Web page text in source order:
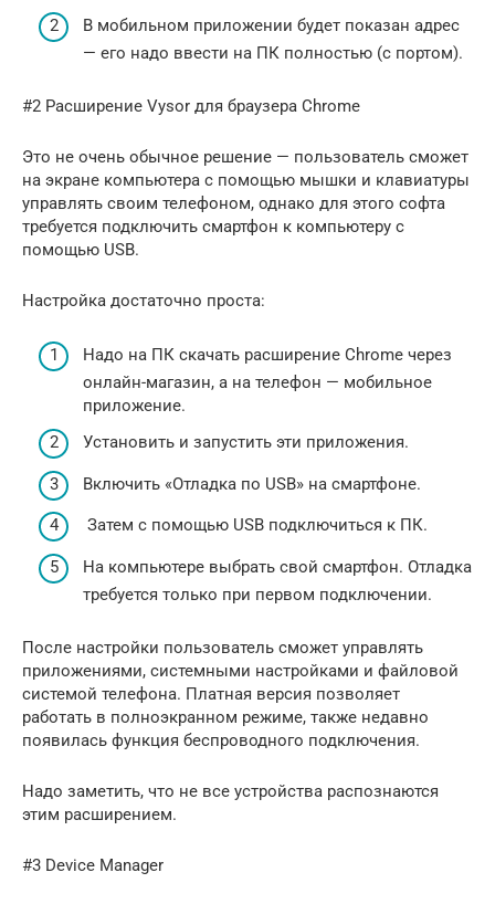
В мобильном приложении будет показан адрес
— его надо ввести на ПК полностью (с портом).
#2 Расширение Vysor для браузера Chrome
Это не очень обычное решение — пользователь сможет
на экране компьютера с помощью мышки и клавиатуры
управлять своим телефоном, однако для этого софта
требуется подключить смартфон к компьютеру с
помощью USB.
Настройка достаточно проста:
Надо на ПК скачать расширение Chrome через
онлайн-магазин, а на телефон — мобильное
приложение.
Установить и запустить эти приложения.
Включить «Отладка по USB» на смартфоне.
Затем с помощью USB подключиться к ПК.
На компьютере выбрать свой смартфон. Отладка
требуется только при первом подключении.
После настройки пользователь сможет управлять
приложениями, системными настройками и файловой
системой телефона. Платная версия позволяет
работать в полноэкранном режиме, также недавно
появилась функция беспроводного подключения.
Надо заметить, что не все устройства распознаются
этим расширением.
#3 Device Manager